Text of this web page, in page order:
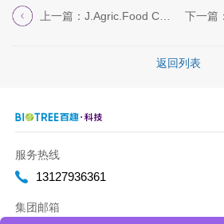
上一篇：J.Agric.Food Chem.(I...
返回列表
服务热线
13127936361
集团邮箱